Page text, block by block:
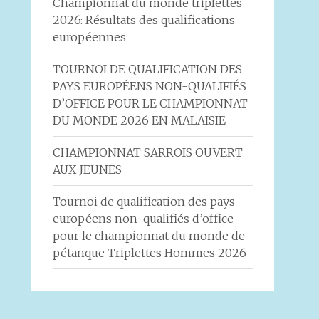
Championnat du monde triplettes
2026: Résultats des qualifications
européennes
TOURNOI DE QUALIFICATION DES
PAYS EUROPÉENS NON-QUALIFIÉS
D’OFFICE POUR LE CHAMPIONNAT
DU MONDE 2026 EN MALAISIE
CHAMPIONNAT SARROIS OUVERT
AUX JEUNES
Tournoi de qualification des pays
européens non-qualifiés d’office
pour le championnat du monde de
pétanque Triplettes Hommes 2026